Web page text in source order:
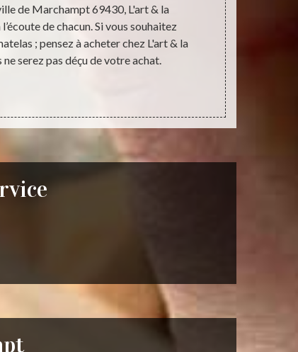
de Marchampt 69430, L'art & la
de chacun. Si vous souhaitez
; pensez à acheter chez L'art & la
serez pas déçu de votre achat.